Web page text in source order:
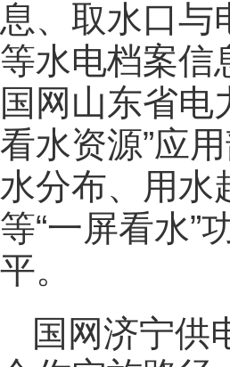
息、取水口与
等水电档案信
国网山东省电
看水资源”应
水分布、用水
等“一屏看水”
平。
国网济宁供